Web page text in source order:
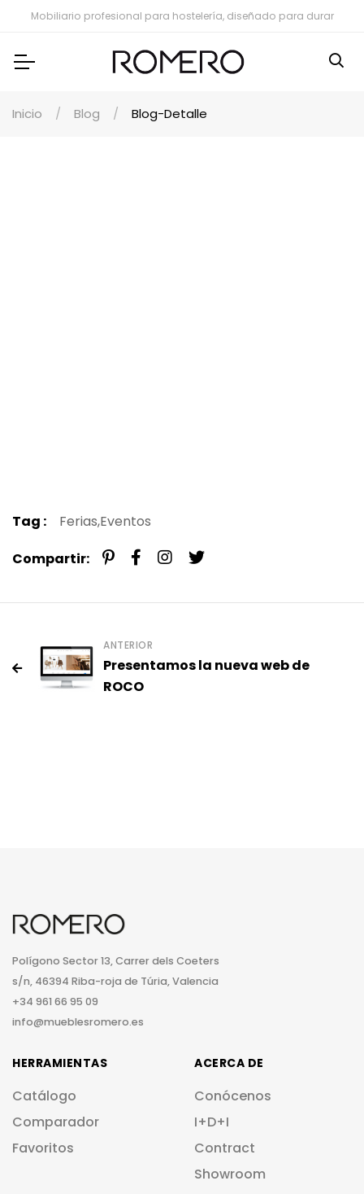
Mobiliario profesional para hostelería, diseñado para durar
Inicio Blog Blog-Detalle
Tag : Ferias,Eventos
Compartir:
ANTERIOR
Presentamos la nueva web de
ROCO
Polígono Sector 13, Carrer dels Coeters
s/n, 46394 Riba-roja de Túria, Valencia
+34 961 66 95 09
info@mueblesromero.es
HERRAMIENTAS
Catálogo
Comparador
Favoritos
ACERCA DE
Conócenos
I+D+I
Contract
Showroom